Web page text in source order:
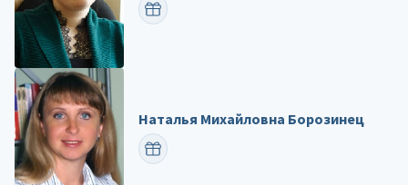
ПОЗДРАВИТЬ
Наталья Михайловна Борозинец
ПОЗДРАВИТЬ